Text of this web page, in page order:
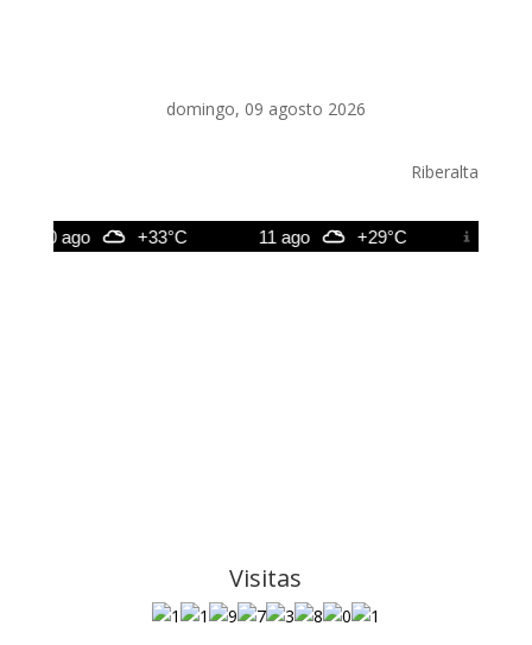
domingo, 09 agosto 2026
Riberalta
10 ago +33°C 11 ago +29°C 12 ago
Visitas